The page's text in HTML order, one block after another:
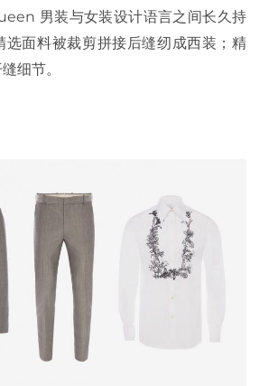
男装与女装设计语言之间长久持
选面料被裁剪拼接后缝纫成西装；精
细节。